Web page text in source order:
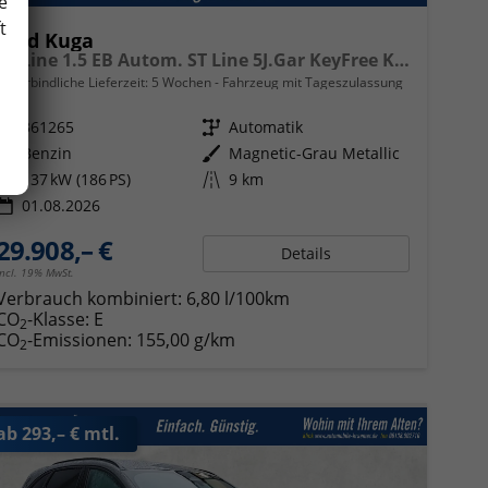
Kuga
ST-Line 1.5 EB Autom. ST Line 5J.Gar KeyFree Kamera
unverbindliche Lieferzeit: 5 Wochen Fahrzeug mit Tageszulassung
361265 Getriebe Automatik
Benzin Außenfarbe Magnetic-Grau Metallic
137 kW (186 PS) Kilometerstand 9 km
01.08.2026
€
19% MwSt.
Details
kombiniert: 6,80 l/100km
2-Klasse: E
2-Emissionen: 155,00 g/km
293,– € mtl.